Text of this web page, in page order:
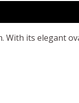
its elegant